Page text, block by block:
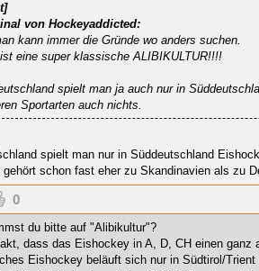
von Hockeyaddicted:
kann immer die Gründe wo anders suchen.
eine super klassische ALIBIKULTUR!!!!
spielt man ja auch nur in
Sportarten auch nichts.
spielt man nur in Süddeutschland
gehört schon fast eher zu Skandinavien als zu
0
du bitte auf "Alibikultur"?
dass das Eishockey in A, D, CH einen ganz
Eishockey beläuft sich nur in Südtirol/